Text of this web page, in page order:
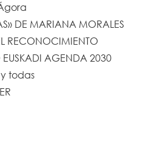
DE MARIANA MORALES
RECONOCIMIENTO
EUSKADI AGENDA 2030
todas